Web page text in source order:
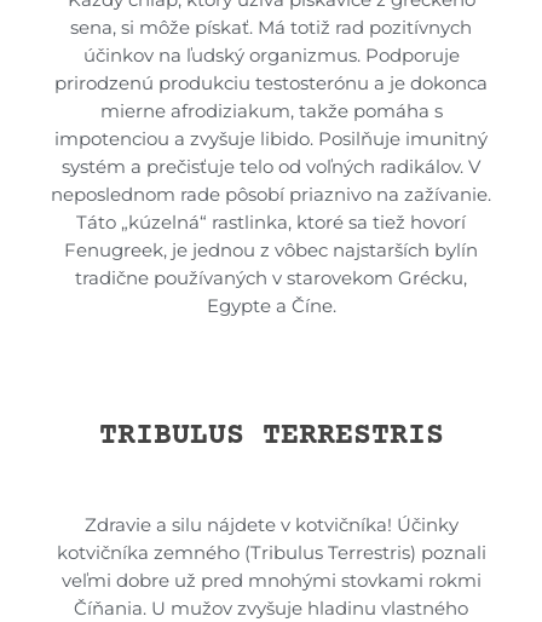
sena, si môže pískať. Má totiž rad pozitívnych
účinkov na ľudský organizmus. Podporuje
prirodzenú produkciu testosterónu a je dokonca
mierne afrodiziakum, takže pomáha s
impotenciou a zvyšuje libido. Posilňuje imunitný
systém a prečisťuje telo od voľných radikálov. V
neposlednom rade pôsobí priaznivo na zažívanie.
Táto „kúzelná“ rastlinka, ktoré sa tiež hovorí
Fenugreek, je jednou z vôbec najstarších bylín
tradične používaných v starovekom Grécku,
Egypte a Číne.
TRIBULUS TERRESTRIS
Zdravie a silu nájdete v kotvičníka! Účinky
kotvičníka zemného (Tribulus Terrestris) poznali
veľmi dobre už pred mnohými stovkami rokmi
Číňania. U mužov zvyšuje hladinu vlastného